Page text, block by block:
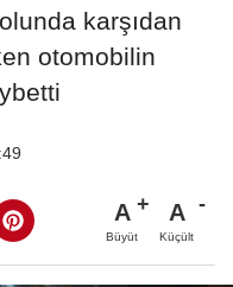
karşıdan
otomobilin
A
Büyüt
A
Küçült